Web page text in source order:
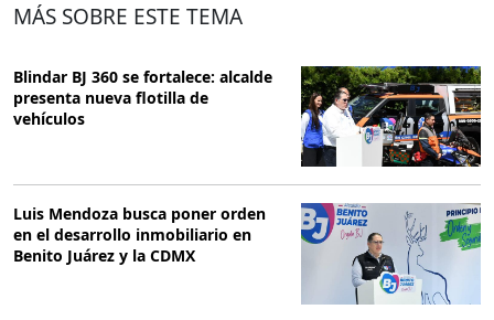
MÁS SOBRE ESTE TEMA
Blindar BJ 360 se fortalece: alcalde
presenta nueva flotilla de
vehículos
Luis Mendoza busca poner orden
en el desarrollo inmobiliario en
Benito Juárez y la CDMX